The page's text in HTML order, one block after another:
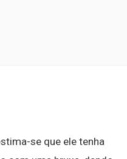
se que ele tenha